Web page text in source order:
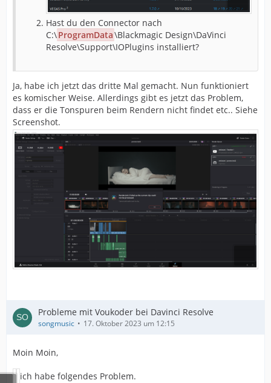
Hast du den Connector nach
C:\ProgramData\Blackmagic Design\DaVinci
Resolve\Support\IOPlugins installiert?
Ja, habe ich jetzt das dritte Mal gemacht. Nun funktioniert
es komischer Weise. Allerdings gibt es jetzt das Problem,
dass er die Tonspuren beim Rendern nicht findet etc.. Siehe
Screenshot.
Probleme mit Voukoder bei Davinci Resolve
songmusic 17. Oktober 2023 um 12:15
Moin Moin,
ich habe folgendes Problem.